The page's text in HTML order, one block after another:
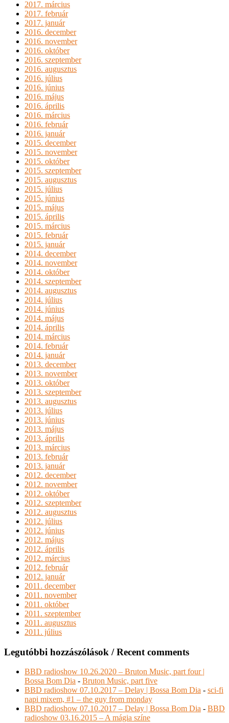
2017. március
2017. február
2017. január
2016. december
2016. november
2016. október
2016. szeptember
2016. augusztus
2016. július
2016. június
2016. május
2016. április
2016. március
2016. február
2016. január
2015. december
2015. november
2015. október
2015. szeptember
2015. augusztus
2015. július
2015. június
2015. május
2015. április
2015. március
2015. február
2015. január
2014. december
2014. november
2014. október
2014. szeptember
2014. augusztus
2014. július
2014. június
2014. május
2014. április
2014. március
2014. február
2014. január
2013. december
2013. november
2013. október
2013. szeptember
2013. augusztus
2013. július
2013. június
2013. május
2013. április
2013. március
2013. február
2013. január
2012. december
2012. november
2012. október
2012. szeptember
2012. augusztus
2012. július
2012. június
2012. május
2012. április
2012. március
2012. február
2012. január
2011. december
2011. november
2011. október
2011. szeptember
2011. augusztus
2011. július
Legutóbbi hozzászólások / Recent comments
BBD radioshow 10.26.2020 – Bruton Music, part four |
Bossa Bom Dia - Bruton Music, part five
BBD radioshow 07.10.2017 – Delay | Bossa Bom Dia - sci-fi
napi mixem, #1 – the guy from monday
BBD radioshow 07.10.2017 – Delay | Bossa Bom Dia - BBD
radioshow 03.16.2015 – A mágia színe